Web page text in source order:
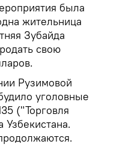
была
жительница
Зубайда
свою
Рузимовой
уголовные
("Торговля